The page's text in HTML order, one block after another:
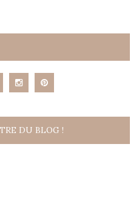
DU BLOG !